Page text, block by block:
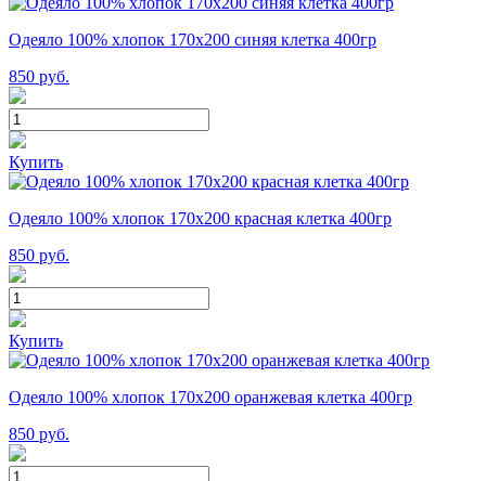
Одеяло 100% хлопок 170x200 синяя клетка 400гр
850 руб.
Купить
Одеяло 100% хлопок 170x200 красная клетка 400гр
850 руб.
Купить
Одеяло 100% хлопок 170x200 оранжевая клетка 400гр
850 руб.